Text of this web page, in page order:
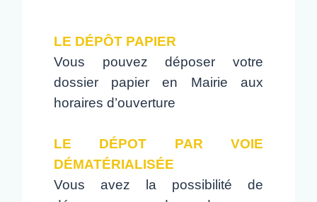
LE DÉPÔT PAPIER
Vous pouvez déposer votre
dossier papier en Mairie aux
horaires d’ouverture
LE DÉPOT PAR VOIE
DÉMATÉRIALISÉE
Vous avez la possibilité de